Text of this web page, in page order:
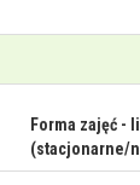
Forma zajęć -
(stacjonarne/